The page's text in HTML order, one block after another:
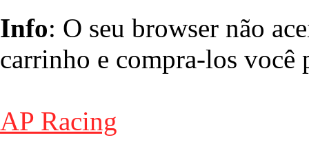
Info: O seu browser não
carrinho e compra-los você
AP Racing